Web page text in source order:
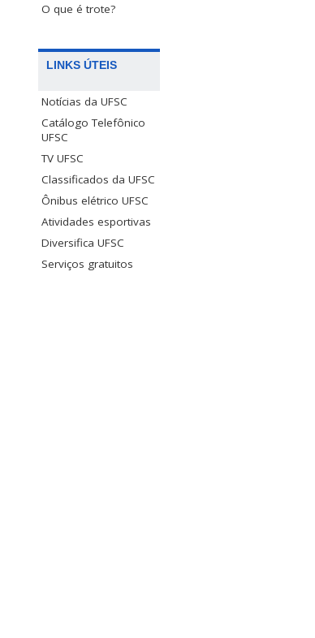
O que é trote?
LINKS ÚTEIS
Notícias da UFSC
Catálogo Telefônico
UFSC
TV UFSC
Classificados da UFSC
Ônibus elétrico UFSC
Atividades esportivas
Diversifica UFSC
Serviços gratuitos